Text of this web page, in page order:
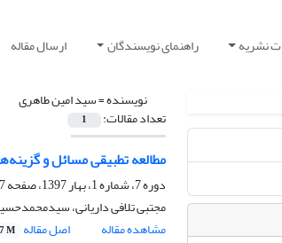
نشریه راهنمای نویسندگان ارسال مقاله
نویسنده =سید امین طاهری
تعداد مقالات: 1
مطالعه تطبیقی مسائل و
دوره 7، شماره 1، بهار 1397، صفحه
مجتبی تلافی داریانی،
مشاهده مقاله
اصل مقاله M